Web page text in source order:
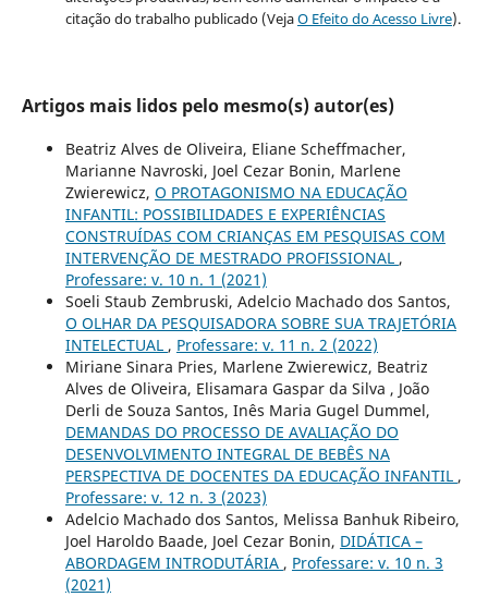
citação do trabalho publicado (VejaO Efeito do Acesso Livre).
Artigos mais lidos pelo mesmo(s) autor(es)
Beatriz Alves de Oliveira, Eliane Scheffmacher,
Marianne Navroski, Joel Cezar Bonin, Marlene
Zwierewicz, O PROTAGONISMO NA EDUCAÇÃO
INFANTIL: POSSIBILIDADES E EXPERIÊNCIAS
CONSTRUÍDAS COM CRIANÇAS EM PESQUISAS COM
INTERVENÇÃO DE MESTRADO PROFISSIONAL ,
Professare: v. 10 n. 1 (2021)
Soeli Staub Zembruski, Adelcio Machado dos Santos,
O OLHAR DA PESQUISADORA SOBRE SUA TRAJETÓRIA
INTELECTUAL , Professare: v. 11 n. 2 (2022)
Miriane Sinara Pries, Marlene Zwierewicz, Beatriz
Alves de Oliveira, Elisamara Gaspar da Silva , João
Derli de Souza Santos, Inês Maria Gugel Dummel,
DEMANDAS DO PROCESSO DE AVALIAÇÃO DO
DESENVOLVIMENTO INTEGRAL DE BEBÊS NA
PERSPECTIVA DE DOCENTES DA EDUCAÇÃO INFANTIL ,
Professare: v. 12 n. 3 (2023)
Adelcio Machado dos Santos, Melissa Banhuk Ribeiro,
Joel Haroldo Baade, Joel Cezar Bonin, DIDÁTICA –
ABORDAGEM INTRODUTÁRIA , Professare: v. 10 n. 3
(2021)